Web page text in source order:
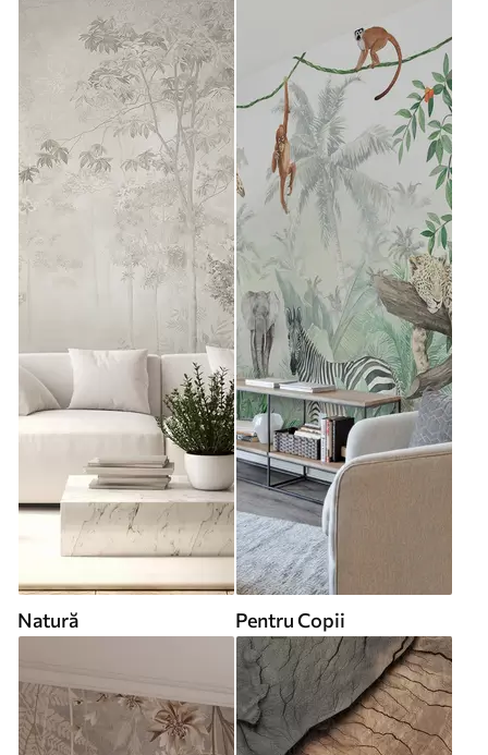
Natură Pentru Copii